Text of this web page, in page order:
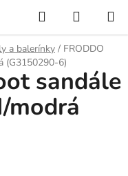
Hledat
KOŠÍK
a balerínky / FRODDO
(G3150290-6)
sandále
modrá